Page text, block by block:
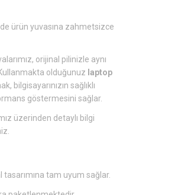
ürün yuvasına zahmetsizce
orijinal pilinizle aynı
olduğunuz laptop
bilgisayarınızın sağlıklı
göstermesini sağlar.
üzerinden detaylı bilgi
tam uyum sağlar.